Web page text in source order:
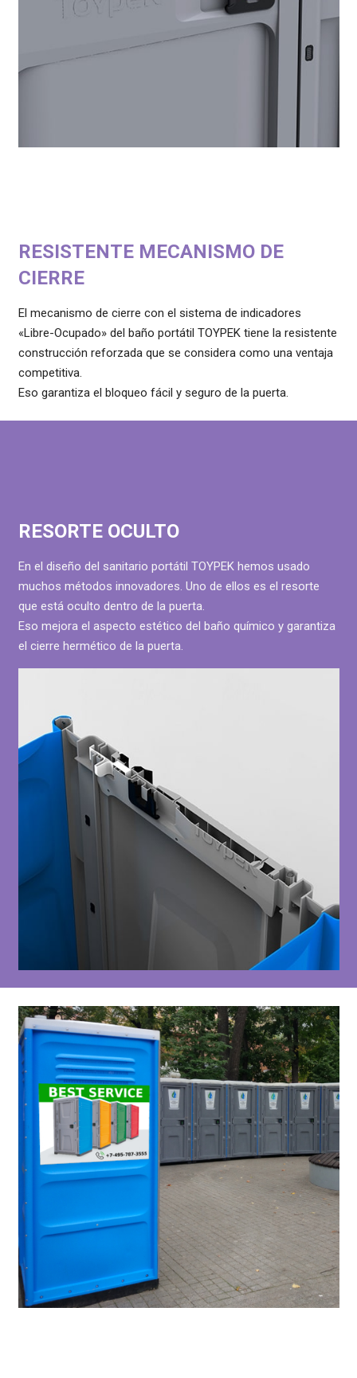
RESISTENTE MECANISMO DE
CIERRE
El mecanismo de cierre con el sistema de indicadores
«Libre-Ocupado» del baño portátil TOYPEK tiene la resistente
construcción reforzada que se considera como una ventaja
competitiva.
Eso garantiza el bloqueo fácil y seguro de la puerta.
RESORTE OCULTO
En el diseño del sanitario portátil TOYPEK hemos usado
muchos métodos innovadores. Uno de ellos es el resorte
que está oculto dentro de la puerta.
Eso mejora el aspecto estético del baño químico y garantiza
el cierre hermético de la puerta.